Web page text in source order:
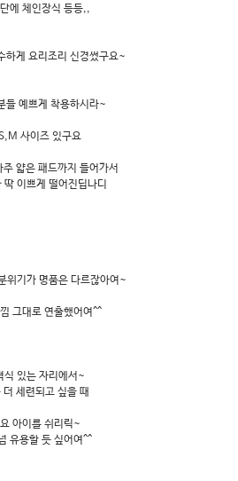
에 체인장식 등등,,
하게 요리조리 신경썼구요~
들 예쁘게 착용하시라~
사이즈 있구요
주 얇은 패드까지 들어가서
딱 이쁘게 떨어진딥나디
위기가 명품은 다르잖아여~
그대로 연출했어여^^
식 있는 자리에서~
더 세련되고 싶을 때
요 아이를 쉬리릭~
유용할 듯 싶어여^^